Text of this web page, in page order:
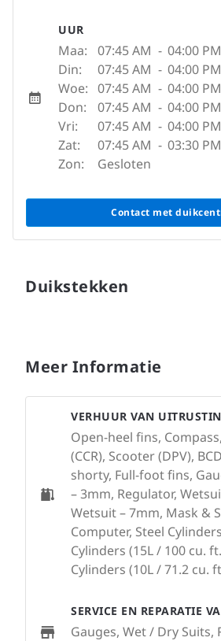
UUR
Maa: 07:45 AM - 04:00 PM
Din:
07:45 AM - 04:00 PM
Woe: 07:45 AM - 04:00 PM
Don:
07:45 AM - 04:00 PM
Vri:
07:45 AM - 04:00 PM
Zat:
07:45 AM - 03:30 PM
Zon:
Gesloten
Contact met
Duikstekken
Meer Informatie
VERHUUR VAN
Open-heel fins,
(CCR), Scooter (DPV),
shorty, Full-foot fins,
– 3mm, Regulator,
Wetsuit – 7mm, Mask &
Computer, Steel
Cylinders (15L / 100 cu.
Cylinders (10L / 71.2 cu.
SERVICE EN REPARATIE
Gauges, Wet / Dry Suits,